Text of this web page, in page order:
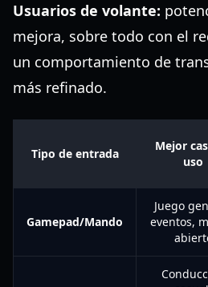
Usuarios de volante:
mejora, sobre todo con el
un comportamiento de
más refinado.
Tipo de entrada
Mejor
uso
Gamepad/Mando
Juego
eventos,